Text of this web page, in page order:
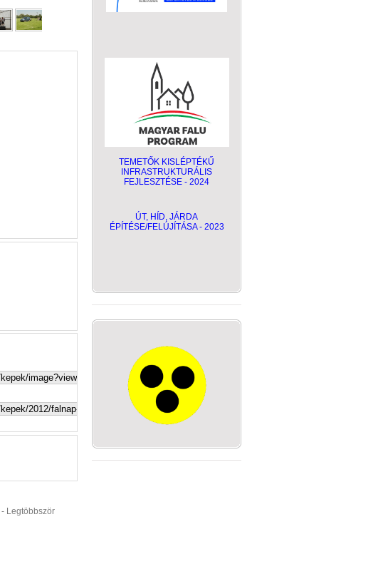
- Legtöbbször
TEMETŐK KISLÉPTÉKŰ
INFRASTRUKTURÁLIS
FEJLESZTÉSE - 2024
ÚT, HÍD, JÁRDA
ÉPÍTÉSE/FELÚJÍTÁSA - 2023